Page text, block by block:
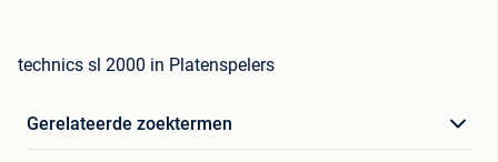
technics sl 2000 in Platenspelers
Gerelateerde zoektermen